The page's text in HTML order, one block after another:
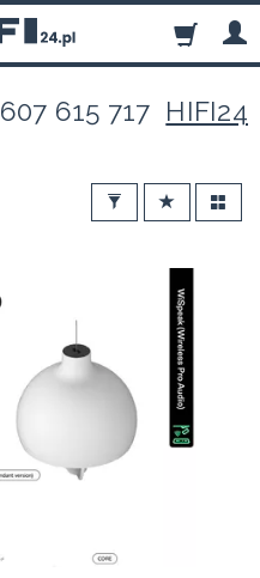
607 615 717 HIFI24